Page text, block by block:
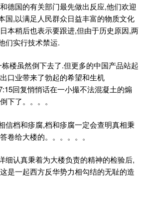
德国的有关部门最先做出反应,他们欢迎
国,以满足人民群众日益丰富的物质文化
本稍后也表示要跟进,但由于历史原因,两
们实行技术禁运.
楼虽然倒下去了.但更多的中国产品站起
口业带来了勃起的希望和生机
回复悄悄话在一小撮不法混凝土的煽
下了。。。。
信档和疹腐,档和疹腐一定会查明真相秉
卷给大楼的。。。。。。
细认真秉着为大楼负责的精神的检验后,
是一起西方反华势力相勾结的无耻的造